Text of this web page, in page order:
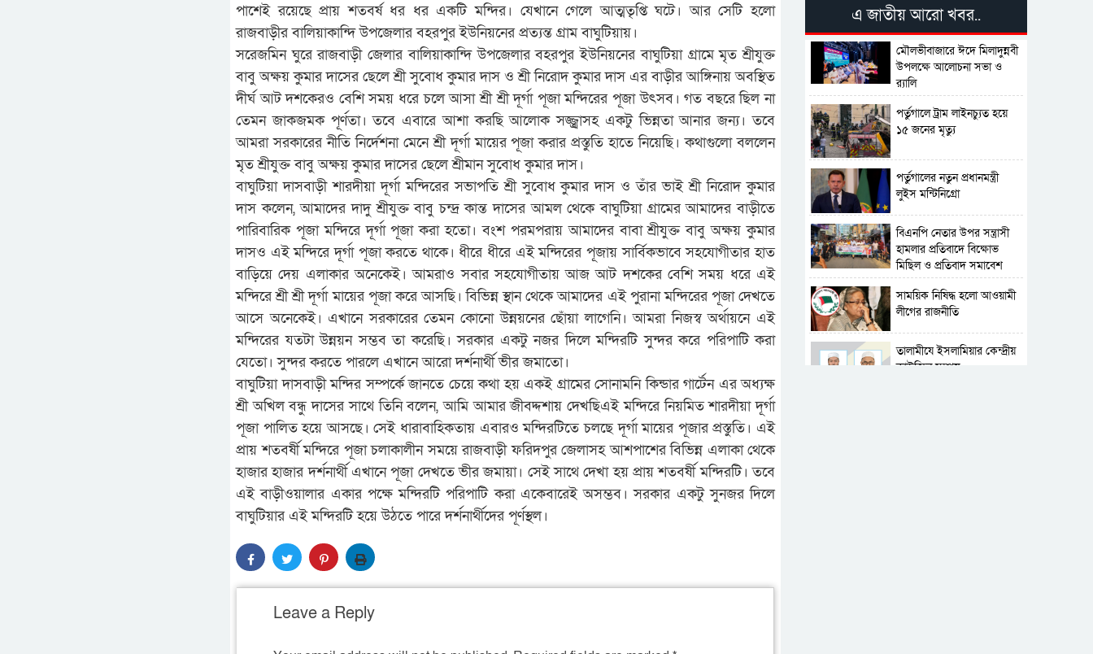
পাশেই রয়েছে প্রায় শতবর্ষ ধর ধর একটি মন্দির। যেখানে গেলে আত্মতৃপ্তি ঘটে। আর সেটি হলো
রাজবাড়ীর বালিয়াকান্দি উপজেলার বহরপুর ইউনিয়নের প্রত‍্যন্ত গ্রাম বাঘুটিয়ায়।
সরেজমিন ঘুরে রাজবাড়ী জেলার বালিয়াকান্দি উপজেলার বহরপুর ইউনিয়নের বাঘুটিয়া গ্রামে মৃত শ্রীযুক্ত
বাবু অক্ষয় কুমার দাসের ছেলে শ্রী সুবোধ কুমার দাস ও শ্রী নিরোদ কুমার দাস এর বাড়ীর আঙ্গিনায় অবস্থিত
দীর্ঘ আট দশকেরও বেশি সময় ধরে চলে আসা শ্রী শ্রী দূর্গা পূজা মন্দিরের পূজা উৎসব। গত বছরে ছিল না
তেমন জাকজমক পূর্ণতা। তবে এবারে আশা করছি আলোক সজ্জ্র্বাসহ একটু ভিন্নতা আনার জন‍্য। তবে
আমরা সরকারের নীতি নির্দেশনা মেনে শ্রী দূর্গা মায়ের পূজা করার প্রস্তুতি হাতে নিয়েছি। কথাগুলো বললেন
মৃত শ্রীযুক্ত বাবু অক্ষয় কুমার দাসের ছেলে শ্রীমান সুবোধ কুমার দাস।
বাঘুটিয়া দাসবাড়ী শারদীয়া দূর্গা মন্দিরের সভাপতি শ্রী সুবোধ কুমার দাস ও তাঁর ভাই শ্রী নিরোদ কুমার
দাস কলেন, আমাদের দাদু শ্রীযুক্ত বাবু চন্দ্র কান্ত দাসের আমল থেকে বাঘুটিয়া গ্রামের আমাদের বাড়ীতে
পারিবারিক পূজা মন্দিরে দূর্গা পূজা করা হতো। বংশ পরমপরায় আমাদের বাবা শ্রীযুক্ত বাবু অক্ষয় কুমার
দাসও এই মন্দিরে দূর্গা পূজা করতে থাকে। ধীরে ধীরে এই মন্দিরের পূজায় সার্বিকভাবে সহযোগীতার হাত
বাড়িয়ে দেয় এলাকার অনেকেই। আমরাও সবার সহযোগীতায় আজ আট দশকের বেশি সময় ধরে এই
মন্দিরে শ্রী শ্রী দূর্গা মায়ের পূজা করে আসছি। বিভিন্ন স্থান থেকে আমাদের এই পুরানা মন্দিরের পূজা দেখতে
আসে অনেকেই। এখানে সরকারের তেমন কোনো উন্নয়নের ছোঁয়া লাগেনি। আমরা নিজস্ব অর্থায়নে এই
মন্দিরের যতটা উন্নয়ন সম্ভব তা করেছি। সরকার একটু নজর দিলে মন্দিরটি সুন্দর করে পরিপাটি করা
যেতো। সুন্দর করতে পারলে এখানে আরো দর্শনার্থী ভীর জমাতো।
বাঘুটিয়া দাসবাড়ী মন্দির সম্পর্কে জানতে চেয়ে কথা হয় একই গ্রামের সোনামনি কিন্ডার গার্টেন এর অধ‍্যক্ষ
শ্রী অখিল বন্ধু দাসের সাথে তিনি বলেন, আমি আমার জীবদ্দশায় দেখছিএই মন্দিরে নিয়মিত শারদীয়া দূর্গা
পূজা পালিত হয়ে আসছে। সেই ধারাবাহিকতায় এবারও মন্দিরটিতে চলছে দূর্গা মায়ের পূজার প্রস্তুতি। এই
প্রায় শতবর্ষী মন্দিরে পূজা চলাকালীন সময়ে রাজবাড়ী ফরিদপুর জেলাসহ আশপাশের বিভিন্ন এলাকা থেকে
হাজার হাজার দর্শনার্থী এখানে পূজা দেখতে ভীর জমায়া। সেই সাথে দেখা হয় প্রায় শতবর্ষী মন্দিরটি। তবে
এই বাড়ীওয়ালার একার পক্ষে মন্দিরটি পরিপাটি করা একেবারেই অসম্ভব। সরকার একটু সুনজর দিলে
বাঘুটিয়ার এই মন্দিরটি হয়ে উঠতে পারে দর্শনার্থীদের পূর্ণস্থল।
Leave a Reply
এ জাতীয় আরো খবর..
মৌলভীবাজারে ঈদে মিলাদুন্নবী
উপলক্ষে আলোচনা সভা ও
র‍্যালি
পর্তুগালে ট্রাম লাইনচ্যুত হয়ে
১৫ জনের মৃত্যু
পর্তুগালের নতুন প্রধানমন্ত্রী
লুইস মন্টিনিগ্রো
বিএনপি নেতার উপর সন্ত্রাসী
হামলার প্রতিবাদে বিক্ষোভ
মিছিল ও প্রতিবাদ সমাবেশ
সাময়িক নিষিদ্ধ হলো আওয়ামী
লীগের রাজনীতি
‎তালামীযে ইসলামিয়ার কেন্দ্রীয়
কাউন্সিল সম্পন্ন